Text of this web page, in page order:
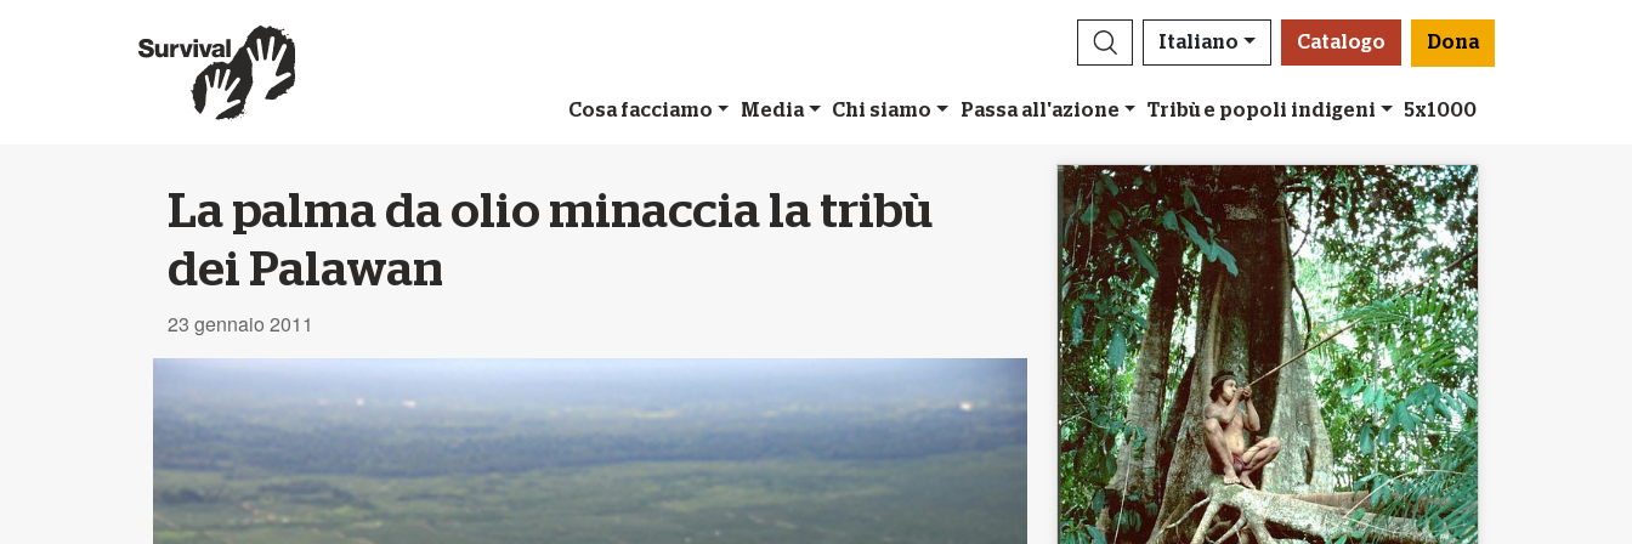
Italiano Catalogo Dona
Cosa facciamo Media Chi siamo Passa all'azione Tribù e popoli indigeni 5x1000
La palma da olio minaccia la tribù
dei Palawan
23 gennaio 2011